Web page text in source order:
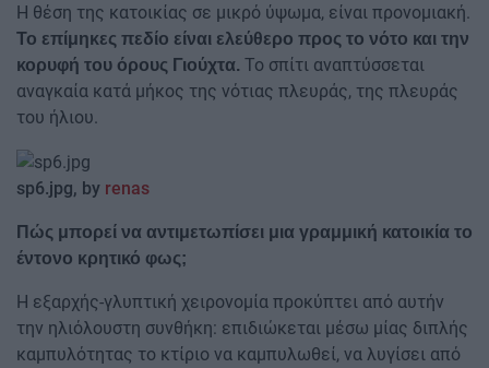
Η θέση της κατοικίας σε μικρό ύψωμα, είναι προνομιακή.
Το επίμηκες πεδίο είναι ελεύθερο προς το νότο και την
κορυφή του όρους Γιούχτα. Το σπίτι αναπτύσσεται
αναγκαία κατά μήκος της νότιας πλευράς, της πλευράς
του ήλιου.
sp6.jpg, by renas
Πώς μπορεί να αντιμετωπίσει μια γραμμική κατοικία το
έντονο κρητικό φως;
Η εξαρχής-γλυπτική χειρονομία προκύπτει από αυτήν
την ηλιόλουστη συνθήκη: επιδιώκεται μέσω μίας διπλής
καμπυλότητας το κτίριο να καμπυλωθεί, να λυγίσει από